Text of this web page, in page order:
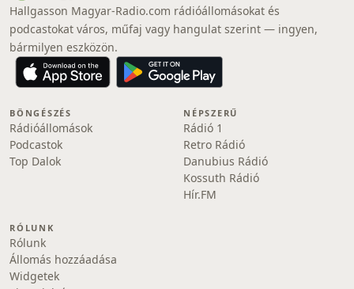
Hallgasson Magyar-Radio.com rádióállomásokat és
podcastokat város, műfaj vagy hangulat szerint — ingyen,
bármilyen eszközön.
BÖNGÉSZÉS
Rádióállomások
Podcastok
Top Dalok
NÉPSZERŰ
Rádió 1
Retro Rádió
Danubius Rádió
Kossuth Rádió
Hír.FM
RÓLUNK
Rólunk
Állomás hozzáadása
Widgetek